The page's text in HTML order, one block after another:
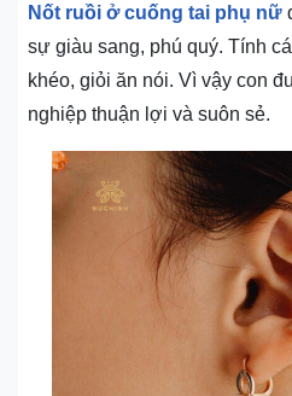
Nốt ruồi ở cuống tai phụ nữ
sự giàu sang, phú quý. Tính
khéo, giỏi ăn nói. Vì vậy con
nghiệp thuận lợi và suôn sẻ.